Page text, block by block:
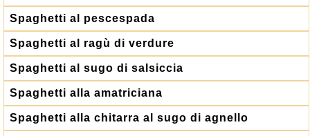
Spaghetti al pescespada
Spaghetti al ragù di verdure
Spaghetti al sugo di salsiccia
Spaghetti alla amatriciana
Spaghetti alla chitarra al sugo di agnello